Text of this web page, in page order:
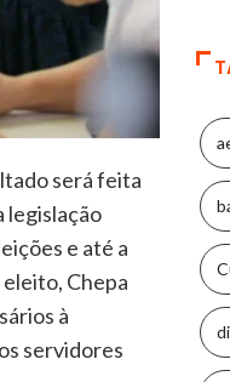
será feita
legislação
e até a
Chepa
à
servidores